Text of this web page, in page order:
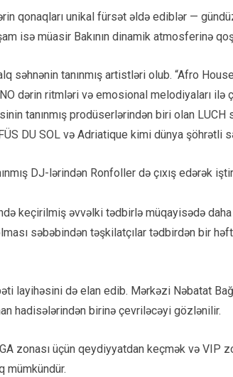
qonaqları unikal fürsət əldə ediblər —
isə müasir Bakının dinamik atmosferinə
səhnənin tanınmış artistləri olub. “Afro
dərin ritmləri və emosional melodiyaları ilə
tanınmış prodüserlərindən biri olan LUCH
DU SOL və Adriatique kimi dünya şöhrətli
DJ-lərindən Ronfoller də çıxış edərək
keçirilmiş əvvəlki tədbirlə müqayisədə
səbəbindən təşkilatçılar tədbirdən bir
layihəsini də elan edib. Mərkəzi Nəbatat
hadisələrindən birinə çevriləcəyi gözlənilir.
zonası üçün qeydiyyatdan keçmək və VIP
mümkündür.